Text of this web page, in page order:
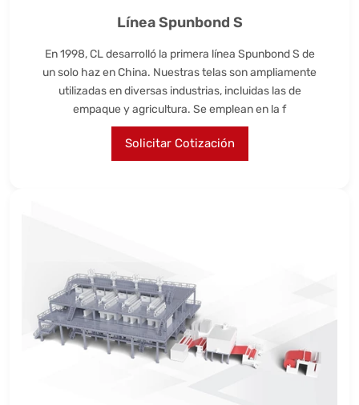
Línea Spunbond S
En 1998, CL desarrolló la primera línea Spunbond S de
un solo haz en China. Nuestras telas son ampliamente
utilizadas en diversas industrias, incluidas las de
empaque y agricultura. Se emplean en la f
Solicitar Cotización